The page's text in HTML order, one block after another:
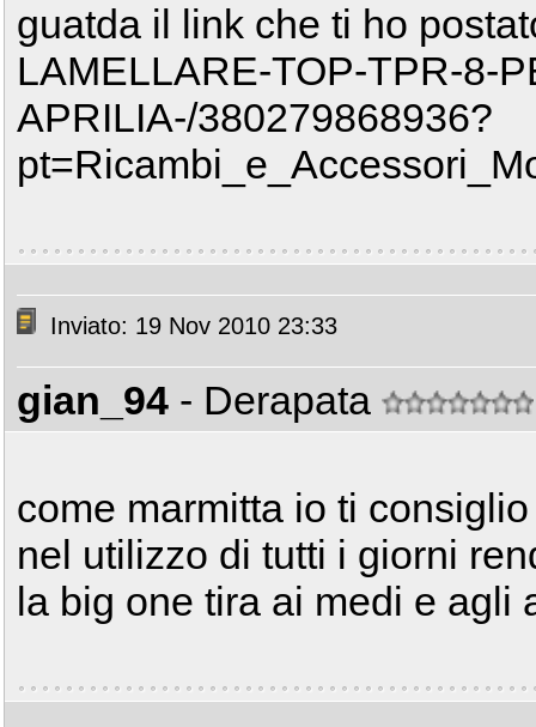
guatda il link che ti ho
LAMELLARE-TOP-TPR-8-
APRILIA-/380279868936?
Inviato: 19 Nov 2010 23:33
gian_94 - Derapata
come marmitta io ti
nel utilizzo di tutti i giorni
la big one tira ai medi e agli